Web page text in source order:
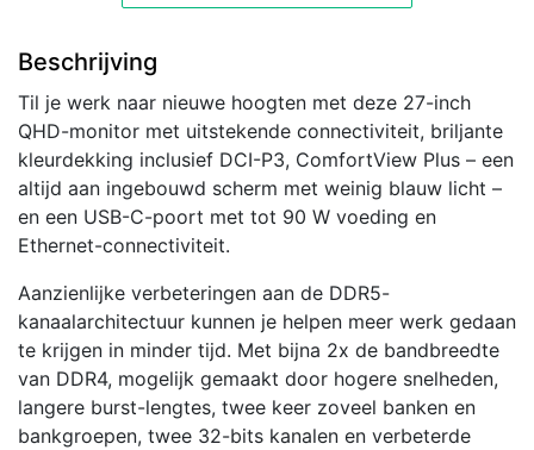
Beschrijving
Til je werk naar nieuwe hoogten met deze 27-inch
QHD-monitor met uitstekende connectiviteit, briljante
kleurdekking inclusief DCI-P3, ComfortView Plus – een
altijd aan ingebouwd scherm met weinig blauw licht –
en een USB-C-poort met tot 90 W voeding en
Ethernet-connectiviteit.
Aanzienlijke verbeteringen aan de DDR5-
kanaalarchitectuur kunnen je helpen meer werk gedaan
te krijgen in minder tijd. Met bijna 2x de bandbreedte
van DDR4, mogelijk gemaakt door hogere snelheden,
langere burst-lengtes, twee keer zoveel banken en
bankgroepen, twee 32-bits kanalen en verbeterde